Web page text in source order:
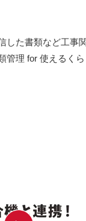
した書類など工事
管理 for 使えるく